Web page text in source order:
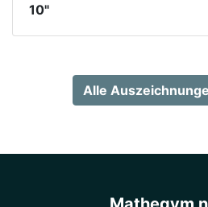
10"
Alle